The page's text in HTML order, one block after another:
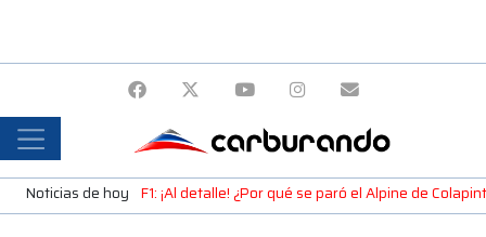
Noticias de hoy F1: ¡Al detalle! ¿Por qué se paró el Alpine de